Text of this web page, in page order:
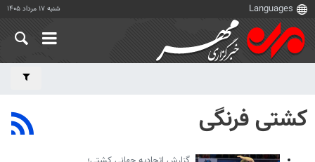
شنبه ۱۷ مرداد ۱۴۰۵
کشتی فرنگی